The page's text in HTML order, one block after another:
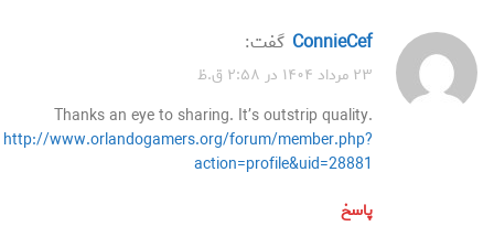
ConnieCef گفت:
۲۳ مرداد ۱۴۰۴ در ۲:۵۸ ق.ظ
Thanks an eye to sharing. It’s outstrip quality.
http://www.orlandogamers.org/forum/member.php?
action=profile&uid=28881
پاسخ